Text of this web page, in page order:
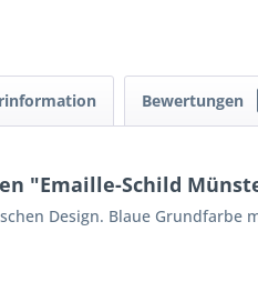
Bewertungen
"Emaille-Schild
Design. Blaue